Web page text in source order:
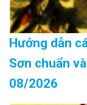
Hướng dẫn
Sơn chuẩn
08/2026